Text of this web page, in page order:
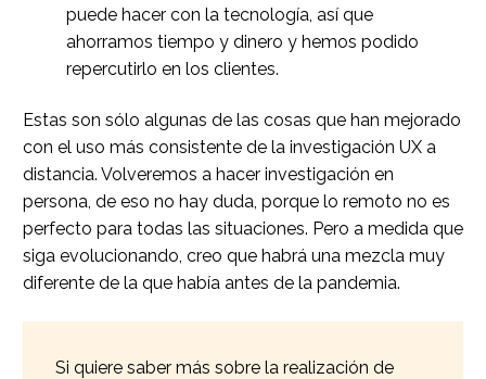
puede hacer con la tecnología, así que
ahorramos tiempo y dinero y hemos podido
repercutirlo en los clientes.
Estas son sólo algunas de las cosas que han mejorado
con el uso más consistente de la investigación UX a
distancia. Volveremos a hacer investigación en
persona, de eso no hay duda, porque lo remoto no es
perfecto para todas las situaciones. Pero a medida que
siga evolucionando, creo que habrá una mezcla muy
diferente de la que había antes de la pandemia.
Si quiere saber más sobre la realización de